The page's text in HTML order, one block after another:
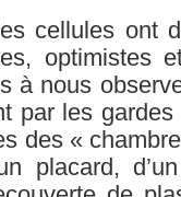
cellules ont
optimistes
à nous
par les
des «
placard,